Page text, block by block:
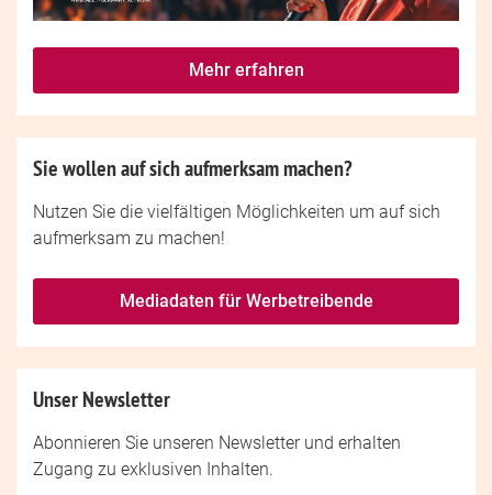
Mehr erfahren
Sie wollen auf sich aufmerksam machen?
Nutzen Sie die vielfältigen Möglichkeiten um auf sich
aufmerksam zu machen!
Mediadaten für Werbetreibende
Unser Newsletter
Abonnieren Sie unseren Newsletter und erhalten
Zugang zu exklusiven Inhalten.